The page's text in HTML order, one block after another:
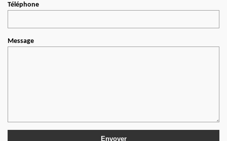
Téléphone
Message